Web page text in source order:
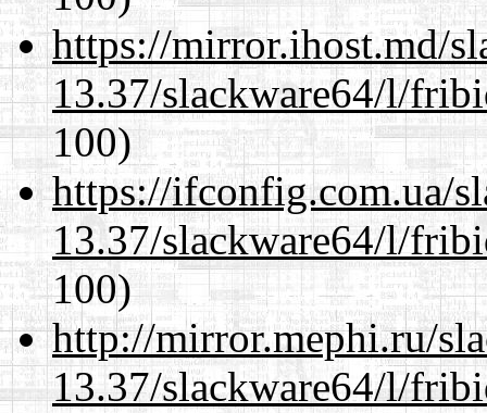
https://mirror.ihost.md/
13.37/slackware64/l/
100)
https://ifconfig.com.ua/
13.37/slackware64/l/
100)
http://mirror.mephi.ru/
13.37/slackware64/l/